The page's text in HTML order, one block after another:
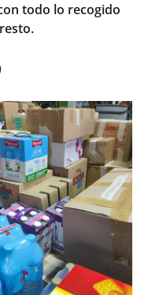
todo lo recogido